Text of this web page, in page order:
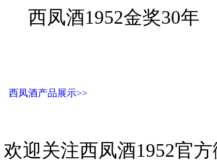
西凤酒1952金奖30年
西凤酒产品展示>>
欢迎关注西凤酒1952官